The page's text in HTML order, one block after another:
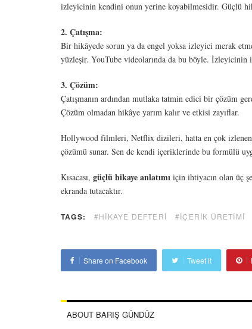
izleyicinin kendini onun yerine koyabilmesidir. Güçlü
2. Çatışma:
Bir hikâyede sorun ya da engel yoksa izleyici merak
yüzleşir. YouTube videolarında da bu böyle. İzleyicinin
3. Çözüm:
Çatışmanın ardından mutlaka tatmin edici bir çözüm
Çözüm olmadan hikâye yarım kalır ve etkisi zayıflar.
Hollywood filmleri, Netflix dizileri, hatta en çok izlenen
çözümü sunar. Sen de kendi içeriklerinde bu formülü
Kısacası, güçlü hikaye anlatımı için ihtiyacın olan üç
ekranda tutacaktır.
TAGS: #HIKAYE DEFTERI #İÇERIK ÜRETIMI
Share on Facebook Tweet it
ABOUT BARIŞ GÜNDÜZ